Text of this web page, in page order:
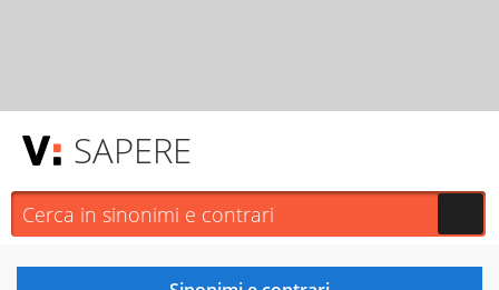
SAPERE